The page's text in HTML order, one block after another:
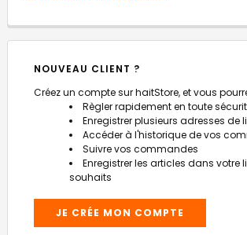
NOUVEAU CLIENT ?
Créez un compte sur haitStore, et vous
Règler rapidement en toute
Enregistrer plusieurs adresses de
Accéder à l'historique de vos
Suivre vos commandes
Enregistrer les articles dans votre
souhaits
JE CRÉE MON COMPTE